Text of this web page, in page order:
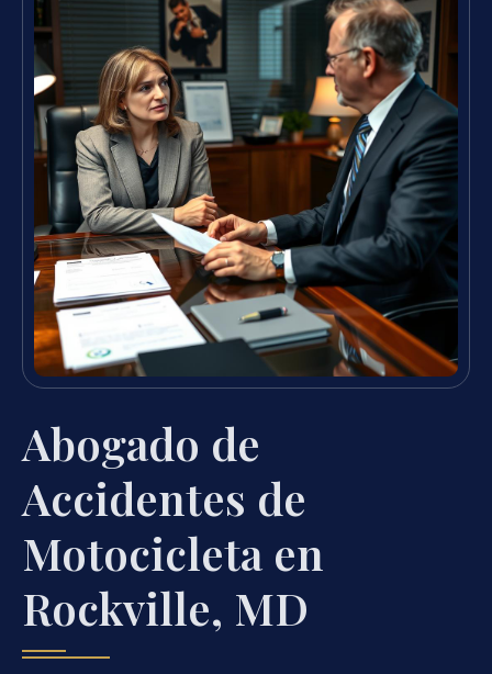
Abogado de
Accidentes de
Motocicleta en
Rockville, MD